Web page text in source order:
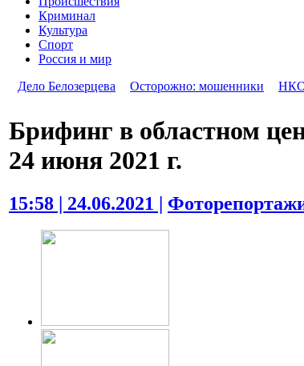
Криминал
Культура
Спорт
Россия и мир
Дело Белозерцева
Осторожно: мошенники
Брифинг в областном
24 июня 2021 г.
15:58 | 24.06.2021 |